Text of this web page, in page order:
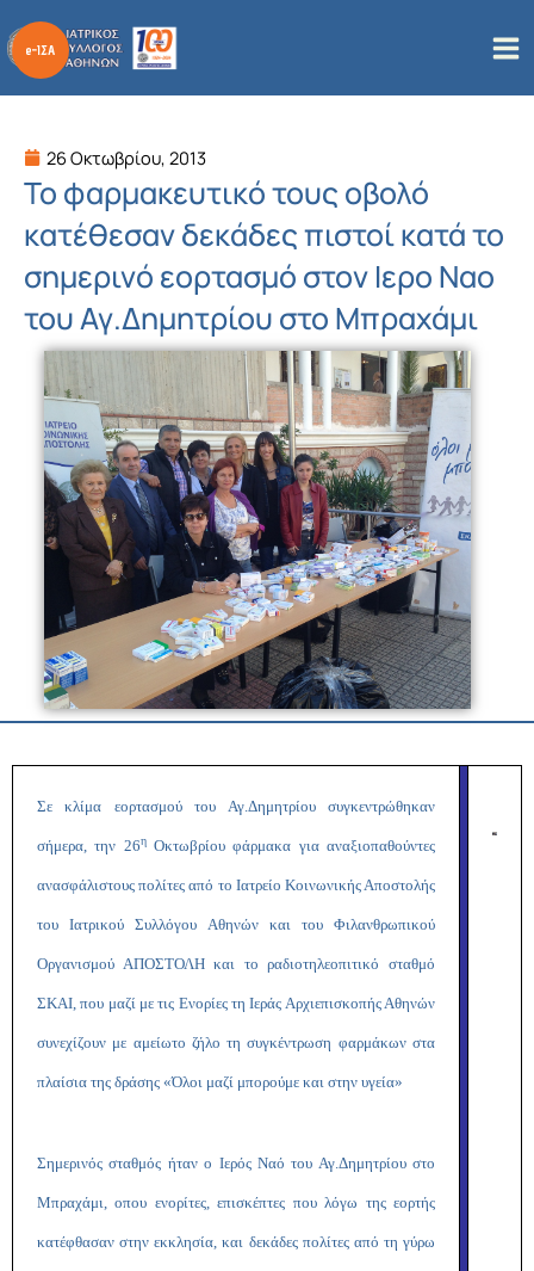
στο
περιεχόμενο
26 Οκτωβρίου, 2013
Το φαρμακευτικό τους οβολό
κατέθεσαν δεκάδες πιστοί κατά το
σημερινό εορτασμό στον Ιερο Ναο
του Αγ.Δημητρίου στο Μπραχάμι
Σε κλίμα εορτασμού του Αγ.Δημητρίου συγκεντρώθηκαν
σήμερα, την 26ηΟκτωβρίου φάρμακα για αναξιοπαθούντες
ανασφάλιστους πολίτες από το Ιατρείο Κοινωνικής Αποστολής
του Ιατρικού Συλλόγου Αθηνών και του Φιλανθρωπικού
Οργανισμού ΑΠΟΣΤΟΛΗ και το ραδιοτηλεοπιτικό σταθμό
ΣΚΑΙ, που μαζί με τις Ενορίες τη Ιεράς Αρχιεπισκοπής Αθηνών
συνεχίζουν με αμείωτο ζήλο τη συγκέντρωση φαρμάκων στα
πλαίσια της δράσης «Όλοι μαζί μπορούμε και στην υγεία»
Σημερινός σταθμός ήταν ο Ιερός Ναό του Αγ.Δημητρίου στο
Μπραχάμι, οπου ενορίτες, επισκέπτες που λόγω της εορτής
κατέφθασαν στην εκκλησία, και δεκάδες πολίτες από τη γύρω